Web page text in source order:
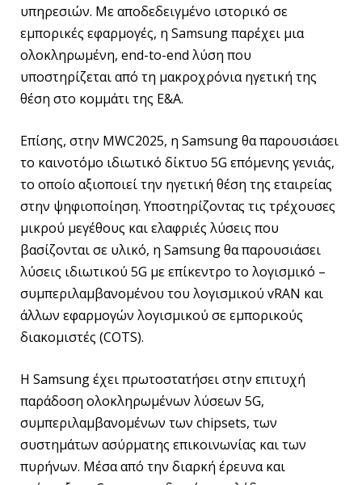
υπηρεσιών. Με αποδεδειγμένο ιστορικό σε
εμπορικές εφαρμογές, η Samsung παρέχει μια
ολοκληρωμένη, end-to-end λύση που
υποστηρίζεται από τη μακροχρόνια ηγετική της
θέση στο κομμάτι της Ε&Α.
Επίσης, στην MWC2025, η Samsung θα παρουσιάσει
το καινοτόμο ιδιωτικό δίκτυο 5G επόμενης γενιάς,
το οποίο αξιοποιεί την ηγετική θέση της εταιρείας
στην ψηφιοποίηση. Υποστηρίζοντας τις τρέχουσες
μικρού μεγέθους και ελαφριές λύσεις που
βασίζονται σε υλικό, η Samsung θα παρουσιάσει
λύσεις ιδιωτικού 5G με επίκεντρο το λογισμικό –
συμπεριλαμβανομένου του λογισμικού vRAN και
άλλων εφαρμογών λογισμικού σε εμπορικούς
διακομιστές (COTS).
Η Samsung έχει πρωτοστατήσει στην επιτυχή
παράδοση ολοκληρωμένων λύσεων 5G,
συμπεριλαμβανομένων των chipsets, των
συστημάτων ασύρματης επικοινωνίας και των
πυρήνων. Μέσα από την διαρκή έρευνα και